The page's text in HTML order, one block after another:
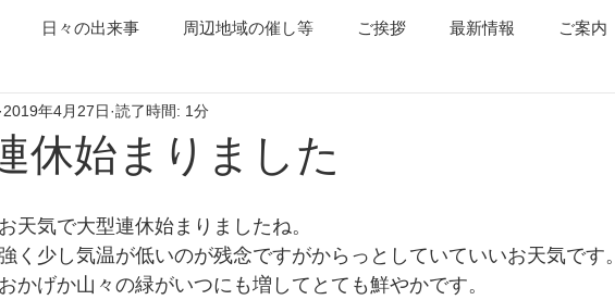
日々の出来事 周辺地域の催し等 ご挨拶 最新情報 ご案内
知らせ
休始まりました
2019年4月27日 読了時間: 1分
天気で大型連休始まりましたね。
く少し気温が低いのが残念ですがからっとしていていいお天気です。
かげか山々の緑がいつにも増してとても鮮やかです。